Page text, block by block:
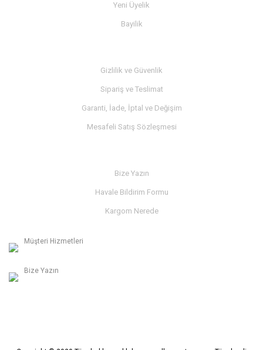
Yeni Üyelik
Bayilik
Gizlilik ve Güvenlik
Sipariş ve Teslimat
Garanti, İade, İptal ve Değişim
Mesafeli Satış Sözleşmesi
Bize Yazın
Havale Bildirim Formu
Kargom Nerede
Müşteri Hizmetleri
Bize Yazın